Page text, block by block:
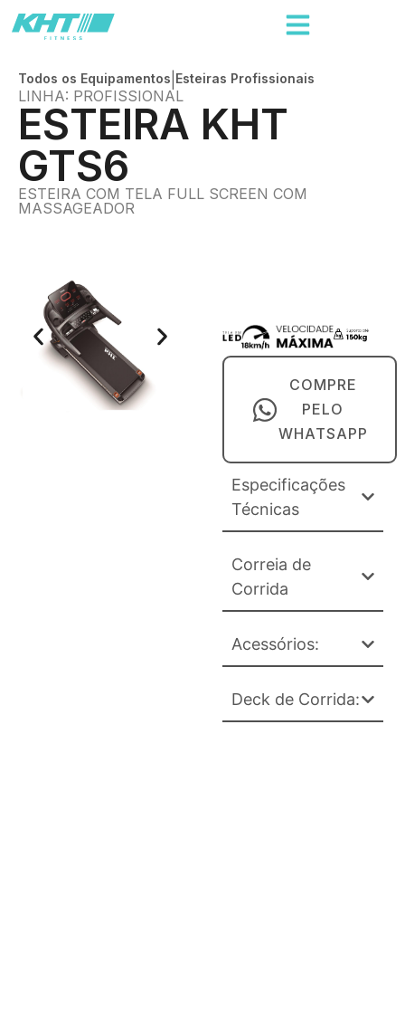
Todos os Equipamentos Esteiras Profissionais
LINHA: PROFISSIONAL
ESTEIRA KHT
GTS6
ESTEIRA COM TELA FULL SCREEN COM
MASSAGEADOR
COMPRE
PELO
WHATSAPP
Especificações
Técnicas
Correia de
Corrida
Acessórios:
Deck de Corrida: